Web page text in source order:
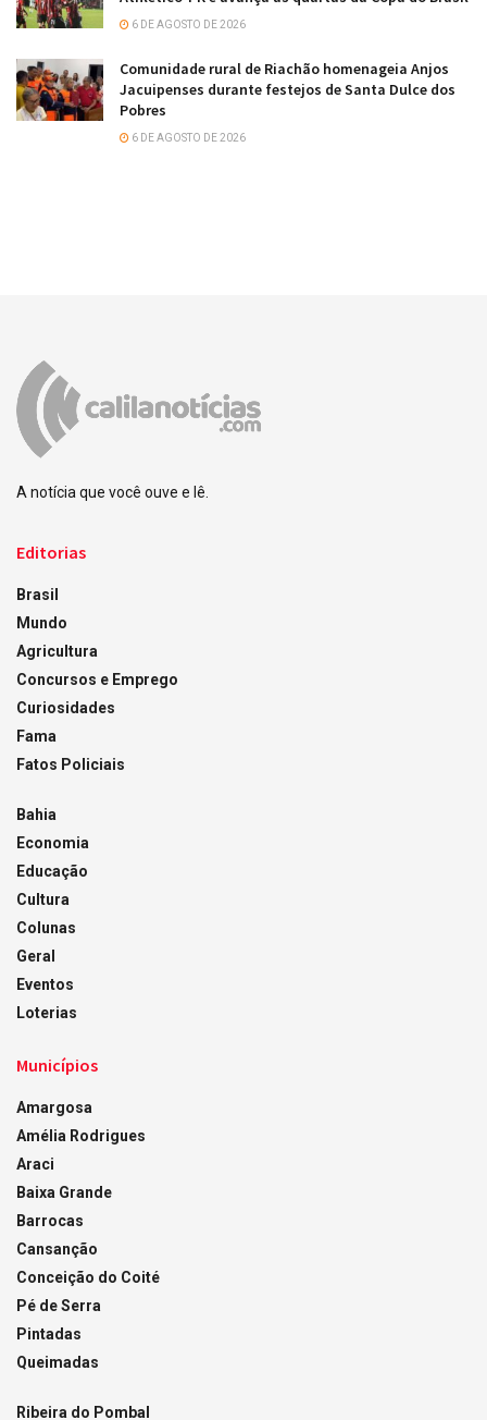
6 DE AGOSTO DE 2026
Comunidade rural de Riachão homenageia Anjos
Jacuipenses durante festejos de Santa Dulce dos
Pobres
6 DE AGOSTO DE 2026
A notícia que você ouve e lê.
Editorias
Brasil
Mundo
Agricultura
Concursos e Emprego
Curiosidades
Fama
Fatos Policiais
Bahia
Economia
Educação
Cultura
Colunas
Geral
Eventos
Loterias
Municípios
Amargosa
Amélia Rodrigues
Araci
Baixa Grande
Barrocas
Cansanção
Conceição do Coité
Pé de Serra
Pintadas
Queimadas
Ribeira do Pombal